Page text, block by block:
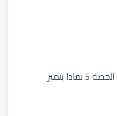
، كيف يتغير طول الضل ؟ الحصة 5 بماذا يتميز